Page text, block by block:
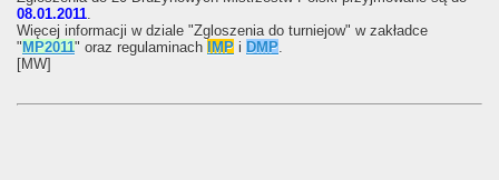
08.01.2011
Więcej informacji w dziale "Zgloszenia do turniejow" w zakładce
"MP2011" oraz regulaminach IMP i DMP
[MW]